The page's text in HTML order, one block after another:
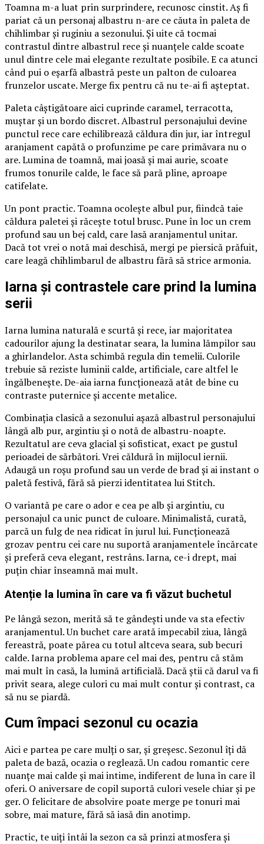
Toamna m-a luat prin surprindere, recunosc cinstit. Aș fi
pariat că un personaj albastru n-are ce căuta în paleta de
chihlimbar și ruginiu a sezonului. Și uite că tocmai
contrastul dintre albastrul rece și nuanțele calde scoate
unul dintre cele mai elegante rezultate posibile. E ca atunci
când pui o eșarfă albastră peste un palton de culoarea
frunzelor uscate. Merge fix pentru că nu te-ai fi așteptat.
Paleta câștigătoare aici cuprinde caramel, terracotta,
muștar și un bordo discret. Albastrul personajului devine
punctul rece care echilibrează căldura din jur, iar întregul
aranjament capătă o profunzime pe care primăvara nu o
are. Lumina de toamnă, mai joasă și mai aurie, scoate
frumos tonurile calde, le face să pară pline, aproape
catifelate.
Un pont practic. Toamna ocolește albul pur, fiindcă taie
căldura paletei și răcește totul brusc. Pune în loc un crem
profund sau un bej cald, care lasă aranjamentul unitar.
Dacă tot vrei o notă mai deschisă, mergi pe piersică prăfuit,
care leagă chihlimbarul de albastru fără să strice armonia.
Iarna și contrastele care prind la lumina
serii
Iarna lumina naturală e scurtă și rece, iar majoritatea
cadourilor ajung la destinatar seara, la lumina lămpilor sau
a ghirlandelor. Asta schimbă regula din temelii. Culorile
trebuie să reziste luminii calde, artificiale, care altfel le
îngălbenește. De-aia iarna funcționează atât de bine cu
contraste puternice și accente metalice.
Combinația clasică a sezonului așază albastrul personajului
lângă alb pur, argintiu și o notă de albastru-noapte.
Rezultatul are ceva glacial și sofisticat, exact pe gustul
perioadei de sărbători. Vrei căldură în mijlocul iernii.
Adaugă un roșu profund sau un verde de brad și ai instant o
paletă festivă, fără să pierzi identitatea lui Stitch.
O variantă pe care o ador e cea pe alb și argintiu, cu
personajul ca unic punct de culoare. Minimalistă, curată,
parcă un fulg de nea ridicat în jurul lui. Funcționează
grozav pentru cei care nu suportă aranjamentele încărcate
și preferă ceva elegant, restrâns. Iarna, ce-i drept, mai
puțin chiar înseamnă mai mult.
Atenție la lumina în care va fi văzut buchetul
Pe lângă sezon, merită să te gândești unde va sta efectiv
aranjamentul. Un buchet care arată impecabil ziua, lângă
fereastră, poate părea cu totul altceva seara, sub becuri
calde. Iarna problema apare cel mai des, pentru că stăm
mai mult în casă, la lumină artificială. Dacă știi că darul va fi
privit seara, alege culori cu mai mult contur și contrast, ca
să nu se piardă.
Cum împaci sezonul cu ocazia
Aici e partea pe care mulți o sar, și greșesc. Sezonul îți dă
paleta de bază, ocazia o reglează. Un cadou romantic cere
nuanțe mai calde și mai intime, indiferent de luna în care îl
oferi. O aniversare de copil suportă culori vesele chiar și pe
ger. O felicitare de absolvire poate merge pe tonuri mai
sobre, mai mature, fără să iasă din anotimp.
Practic, te uiți întâi la sezon ca să prinzi atmosfera și